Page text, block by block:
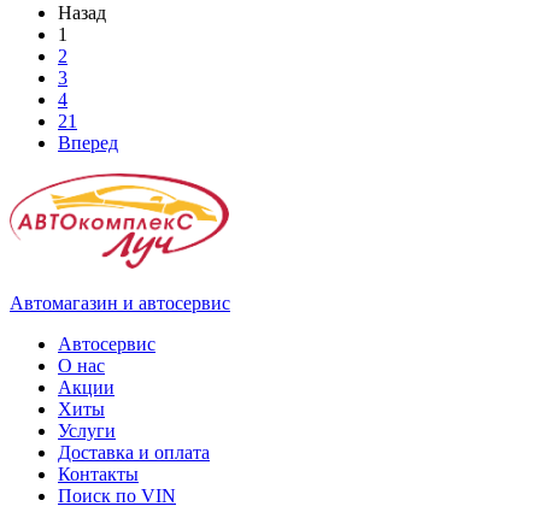
Назад
1
2
3
4
21
Вперед
Автомагазин и автосервис
Автосервис
О нас
Акции
Хиты
Услуги
Доставка и оплата
Контакты
Поиск по VIN